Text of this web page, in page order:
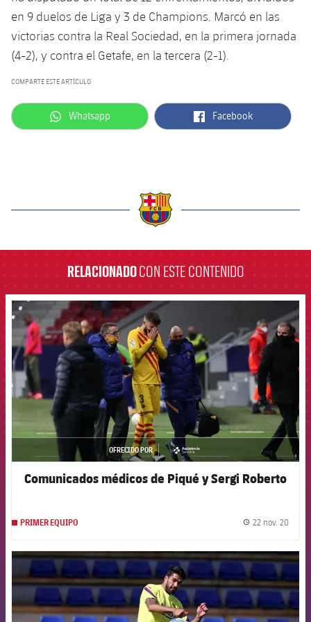
en 9 duelos de Liga y 3 de Champions. Marcó en las
victorias contra la Real Sociedad, en la primera jornada
(4-2), y contra el Getafe, en la tercera (2-1).
COMPARTE ESTE ARTÍCULO
label.aria.whatsapp
Whatsapp label.aria.facebook
Facebook
RELACIONADOCON ESTE CONTENIDO
FCB Barcelona badge
OFRECIDO POR
asistencia
Comunicados médicos de Piqué y Sergi Roberto
PRIMER EQUIPO 22 nov. 20
FCB Barcelona badge